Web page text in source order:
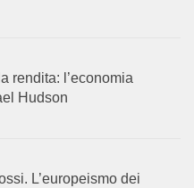
rendita: l’economia
Hudson
L’europeismo dei